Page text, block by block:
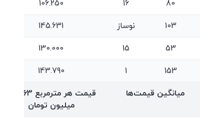
80
16
106.250
103 نوساز 145.631
53
15
130.000
153
1
143.790
میانگین قیمت‌ها قیمت هر مترمربع 115.263
میلیون تومان